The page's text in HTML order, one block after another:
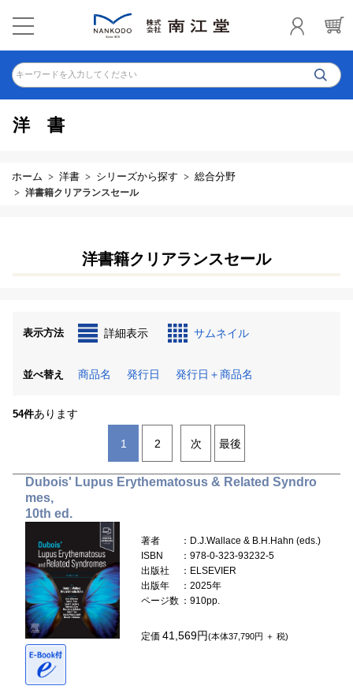
キーワードを入力してください
洋書
ホーム 洋書 シリーズから探す 総合分野
洋書籍クリアランスセール
洋書籍クリアランスセール
表示方法 詳細表示 サムネイル
並べ替え 商品名 発行日 発行日＋商品名
54件あります
1 2 次 最後
Dubois' Lupus Erythematosus & Related Syndro
mes,
10th ed.
著者
：D.J.Wallace & B.H.Hahn (eds.)
ISBN
：978-0-323-93232-5
出版社
：ELSEVIER
出版年
：2025年
ページ数 ：910pp.
定価41,569円(本体37,790円 ＋ 税)